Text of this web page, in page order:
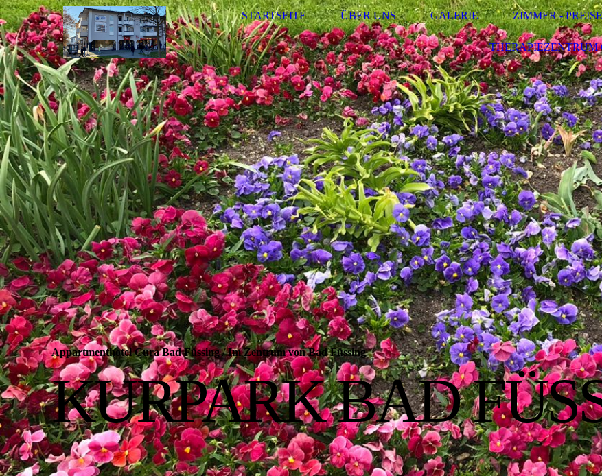
STARTSEITE ÜBER UNS GALERIE ZIMMER -
THERAPIEZENTRUM
Appartmenthotel Cura Bad Füssing/Im Zentrum von Bad Füssing
KURPARK BAD